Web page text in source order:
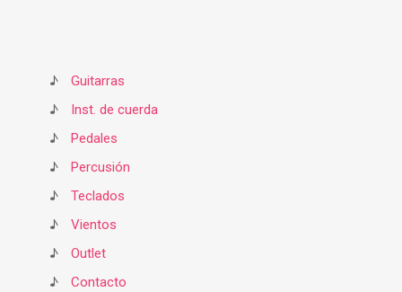
♪
Guitarras
♪
Inst. de cuerda
♪
Pedales
♪
Percusión
♪
Teclados
♪
Vientos
♪
Outlet
♪
Contacto